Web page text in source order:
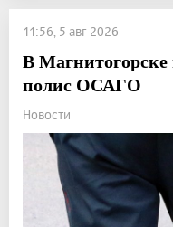
11:56, 5 авг 2026
В
полис ОСАГО
Новости